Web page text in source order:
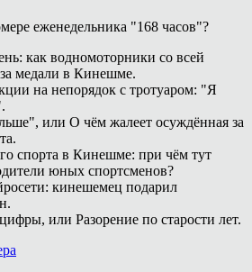
еженедельника "168 часов"?
как водномоторники со всей
медали в Кинешме.
на непорядок с тротуаром: "Я
или О чём жалеет осуждённая за
спорта в Кинешме: при чём тут
юных спортсменов?
кинешемец подарил
или Разорение по старости лет.